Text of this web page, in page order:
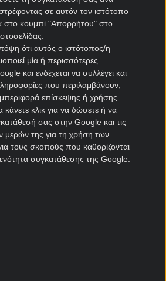
σε αυτόν τον ιστότοπο
στο κουμπί "Απορρήτου" στο
ότι αυτός ο ιστότοπος/η
μία ή περισσότερες
και ενδέχεται να συλλέγει και
που περιλαμβάνουν,
επίσκεψης ή χρήσης
κλικ για να δώσετε ή να
σας στην Google και τις
μερών της για τη χρήση των
τους σκοπούς που καθορίζονται
συγκατάθεσης της Google.
- ΕΛΕΥΘΕΡΑ ΔΟΚΙΜΑΣΤΙΚΑ 3
vs Hamilton: Hamilton
10 +/-: 11 ΑΠΟΤ.
- ΕΛΕΥΘΕΡΑ ΔΟΚΙΜΑΣΤΙΚΑ 3
0,1 και 0,2 δευτερολέπτων
3.60